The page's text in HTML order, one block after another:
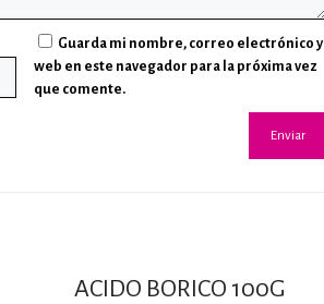
Guarda mi nombre, correo electrónico y
web en este navegador para la próxima vez
que comente.
ACIDO BORICO 100G